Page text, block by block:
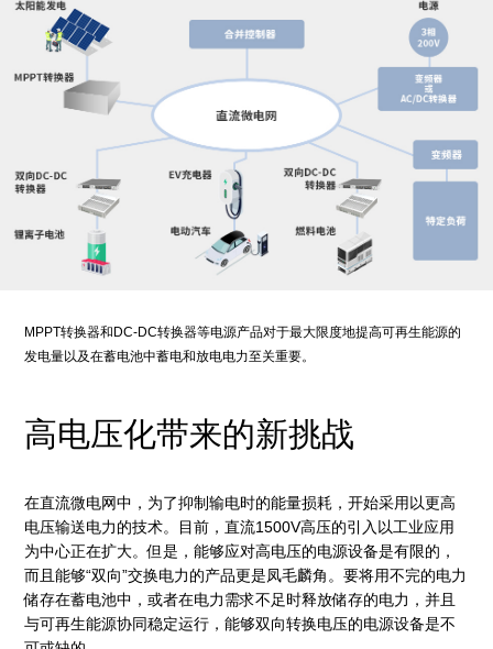
MPPT转换器和DC-DC转换器等电源产品对于最大限度地提高可再生能源的
发电量以及在蓄电池中蓄电和放电电力至关重要。
高电压化带来的新挑战
在直流微电网中，为了抑制输电时的能量损耗，开始采用以更高
电压输送电力的技术。目前，直流1500V高压的引入以工业应用
为中心正在扩大。但是，能够应对高电压的电源设备是有限的，
而且能够“双向”交换电力的产品更是凤毛麟角。要将用不完的电力
储存在蓄电池中，或者在电力需求不足时释放储存的电力，并且
与可再生能源协同稳定运行，能够双向转换电压的电源设备是不